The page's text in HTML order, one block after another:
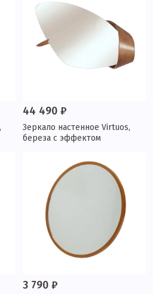
44 490 ₽
Зеркало настенное Virtuos,
береза с эффектом
3 790 ₽